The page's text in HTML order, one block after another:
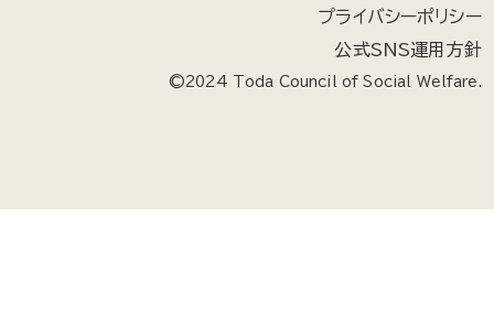
プライバシーポリシー
公式SNS運用方針
©2024 Toda Council of Social Welfare.